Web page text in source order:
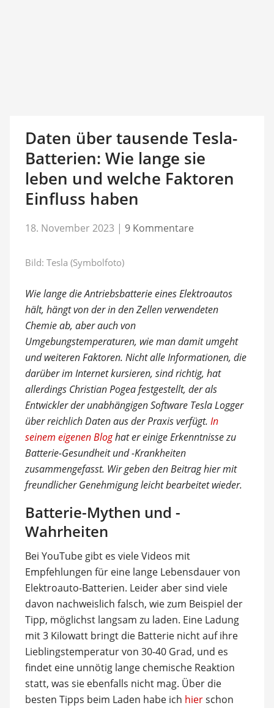
Daten über tausende Tesla-
Batterien: Wie lange sie
leben und welche Faktoren
Einfluss haben
18. November 2023 | 9 Kommentare
Bild: Tesla (Symbolfoto)
Wie lange die Antriebsbatterie eines Elektroautos
hält, hängt von der in den Zellen verwendeten
Chemie ab, aber auch von
Umgebungstemperaturen, wie man damit umgeht
und weiteren Faktoren. Nicht alle Informationen, die
darüber im Internet kursieren, sind richtig, hat
allerdings Christian Pogea festgestellt, der als
Entwickler der unabhängigen Software Tesla Logger
über reichlich Daten aus der Praxis verfügt. In
seinem eigenen Bloghat er einige Erkenntnisse zu
Batterie-Gesundheit und -Krankheiten
zusammengefasst. Wir geben den Beitrag hier mit
freundlicher Genehmigung leicht bearbeitet wieder.
Batterie-Mythen und -
Wahrheiten
Bei YouTube gibt es viele Videos mit
Empfehlungen für eine lange Lebensdauer von
Elektroauto-Batterien. Leider aber sind viele
davon nachweislich falsch, wie zum Beispiel der
Tipp, möglichst langsam zu laden. Eine Ladung
mit 3 Kilowatt bringt die Batterie nicht auf ihre
Lieblingstemperatur von 30-40 Grad, und es
findet eine unnötig lange chemische Reaktion
statt, was sie ebenfalls nicht mag. Über die
besten Tipps beim Laden habe ich hierschon